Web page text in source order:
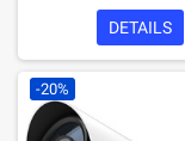
DETAILS
-20%